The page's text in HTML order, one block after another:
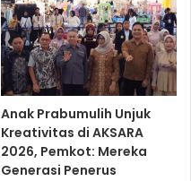
Anak Prabumulih Unjuk
Kreativitas di AKSARA
2026, Pemkot: Mereka
Generasi Penerus